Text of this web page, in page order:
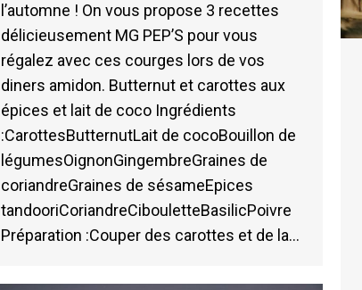
l’automne ! On vous propose 3 recettes
délicieusement MG PEP’S pour vous
régalez avec ces courges lors de vos
diners amidon. Butternut et carottes aux
épices et lait de coco Ingrédients
:CarottesButternutLait de cocoBouillon de
légumesOignonGingembreGraines de
coriandreGraines de sésameEpices
tandooriCoriandreCibouletteBasilicPoivre
Préparation :Couper des carottes et de la…